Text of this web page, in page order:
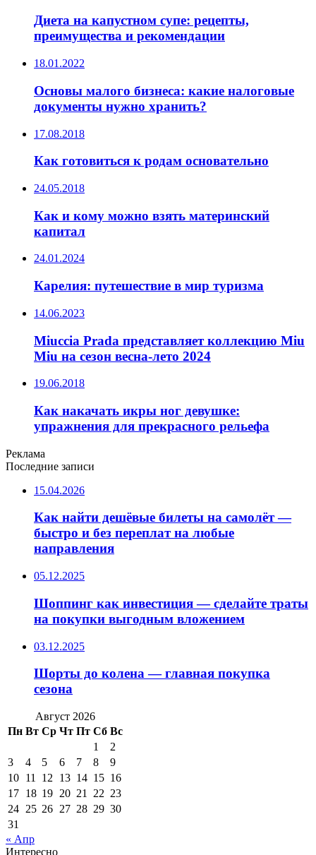
Диета на капустном супе: рецепты,
преимущества и рекомендации
18.01.2022
Основы малого бизнеса: какие налоговые
документы нужно хранить?
17.08.2018
Как готовиться к родам основательно
24.05.2018
Как и кому можно взять материнский
капитал
24.01.2024
Карелия: путешествие в мир туризма
14.06.2023
Miuccia Prada представляет коллекцию Miu
Miu на сезон весна-лето 2024
19.06.2018
Как накачать икры ног девушке:
упражнения для прекрасного рельефа
Реклама
Последние записи
15.04.2026
Как найти дешёвые билеты на самолёт —
быстро и без переплат на любые
направления
05.12.2025
Шоппинг как инвестиция — сделайте траты
на покупки выгодным вложением
03.12.2025
Шорты до колена — главная покупка
сезона
Август 2026
Пн Вт Ср Чт Пт Сб Вс
1
2
3
4 5 6 7 8
9
10 11 12 13 14 15 16
17 18 19 20 21 22 23
24 25 26 27 28 29 30
31
« Апр
Интересно